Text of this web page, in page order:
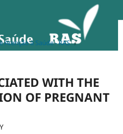
Atenção à Saúde - RAS /
WITH THE
OF PREGNANT